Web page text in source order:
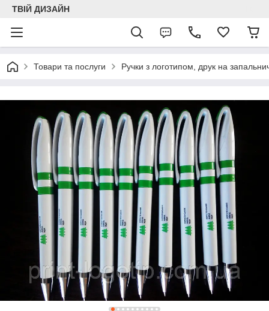
ТВІЙ ДИЗАЙН
Товари та послуги Ручки з логотипом, друк на